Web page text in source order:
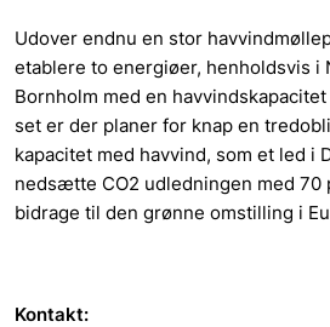
Udover endnu en stor
etablere to energiøer, henholdsvis i
Bornholm med en havvindskapacitet
set er der planer for knap en
kapacitet med havvind, som et led i
nedsætte CO2 udledningen med 70
bidrage til den grønne omstilling i
Kontakt: